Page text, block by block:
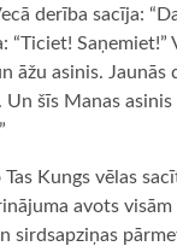
derība sacīja:
“Ticiet! Saņemiet!”
āžu asinis. Jaunās
Un šīs Manas
Kungs vēlas
avots
sirdsapziņas